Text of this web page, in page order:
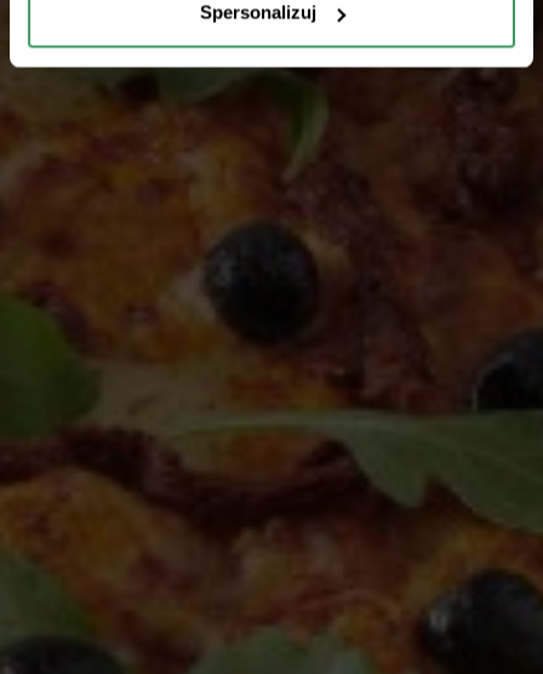
Spersonalizuj